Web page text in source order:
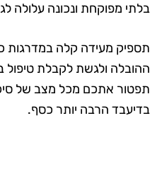
בלתי מפוקחת ונכונה עלולה
תספיק מעידה קלה במדרגות
ההובלה ולגשת לקבלת טיפול
תפטור אתכם מכל מצב של
בדיעבד הרבה יותר כסף.